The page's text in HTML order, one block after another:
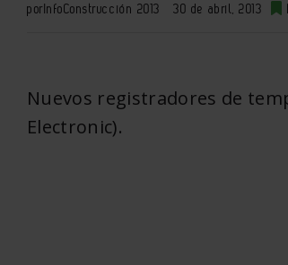
porInfoConstrucción 2013 30 de abril, 2013
Nuevos registradores de
Electronic).